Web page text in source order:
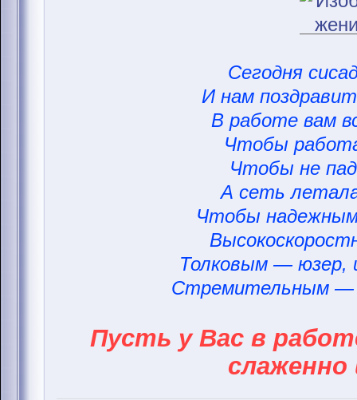
Сегодня
И нам
В работе вам
Чтобы
Чтобы не
А сеть
Чтобы
Толковым —
Стремительным —
Пусть у Вас в
слаженно